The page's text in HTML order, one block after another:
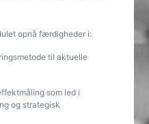
opnå færdigheder i:
til aktuelle
som led i
og strategisk